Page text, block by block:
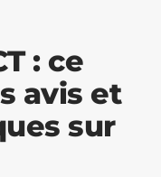
: ce
avis et
sur